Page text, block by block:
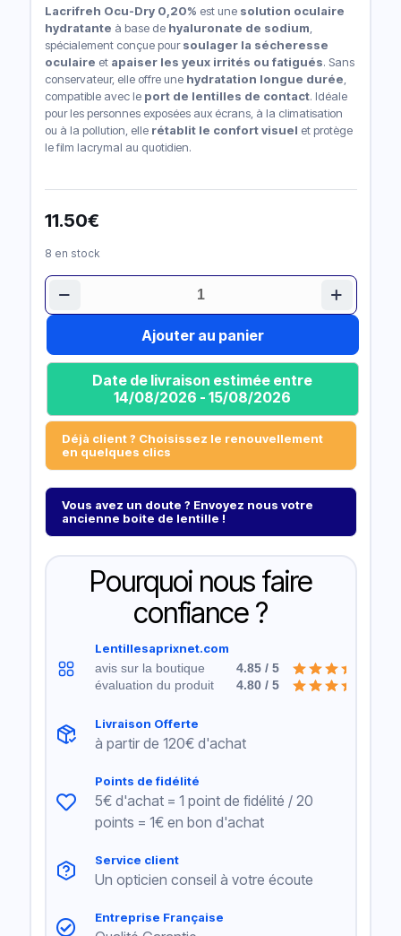
Noté5.00
sur 5
basé sur
1
notation
client
Lacrifreh Ocu-Dry 0,20% est une solution oculaire
hydratante à base de hyaluronate de sodium
spécialement conçue poursoulager la sécheresse
oculaire et apaiser les yeux irrités ou fatigués. Sans
conservateur, elle offre une hydratation longue durée
compatible avec le port de lentilles de contact. Idéale
pour les personnes exposées aux écrans, à la climatisation
ou à la pollution, elle rétablit le confort visuel et protège
le film lacrymal au quotidien.
11.50€
8 en stock
quantité
Goutte
Hydratante
Lacrifesh
0,20%
Ajouter au panier
Date de livraison estimée entre
14/08/2026 - 15/08/2026
Déjà client ? Choisissez le renouvellement
en quelques clics
Vous avez un doute ? Envoyez nous votre
ancienne boite de lentille !
Pourquoi nous faire
confiance ?
Lentillesaprixnet.com
avis sur la boutique
4.85 / 5
évaluation du produit
4.80 / 5
Livraison Offerte
à partir de 120€ d'achat
Points de fidélité
5€ d'achat = 1 point de fidélité / 20
points = 1€ en bon d'achat
Service client
Un opticien conseil à votre écoute
Entreprise Française